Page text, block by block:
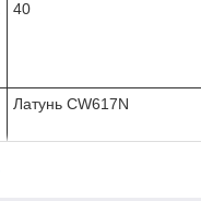
40
Латунь CW617N